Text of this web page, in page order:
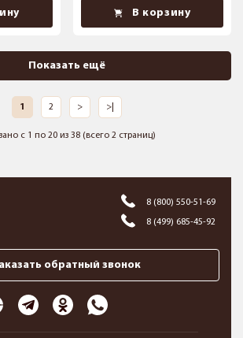
В корзину
Показать ещё
1 2 > >|
с 1 по 20 из 38 (всего 2 страниц)
8 (800) 550-51-69
8 (499) 685-45-92
обратный звонок